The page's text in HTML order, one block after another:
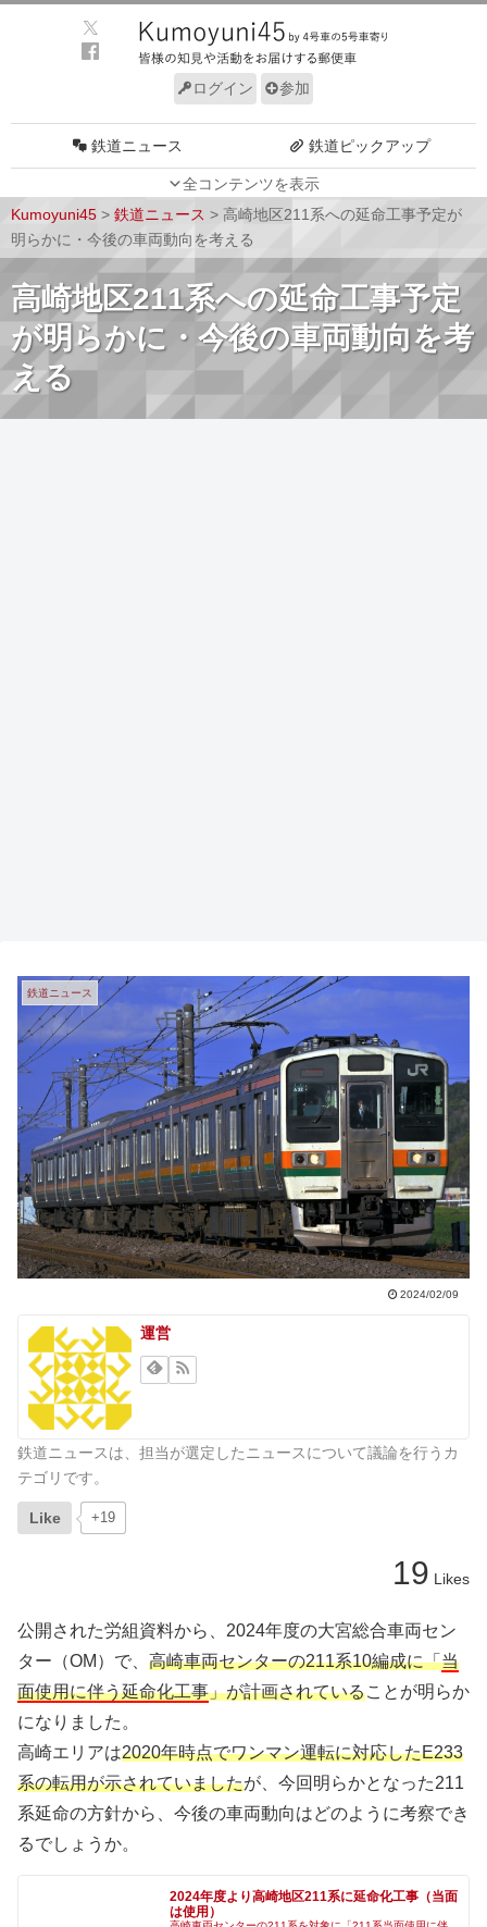
ログイン 参加
全コンテンツを表示
鉄道ニュース 鉄道ピックアップ
車両技術
ルール サイトについて
Kumoyuni45 > 鉄道ニュース > 高崎地区211系への延命工事予定が
明らかに・今後の車両動向を考える
高崎地区211系への延命工事予定
が明らかに・今後の車両動向を考
える
鉄道ニュース
2024/02/09
運営
鉄道ニュースは、担当が選定したニュースについて議論を行うカ
テゴリです。
Like +19
19 Likes
公開された労組資料から、2024年度の大宮総合車両セン
ター（OM）で、 高崎車両センターの211系10編成に「当
面使用に伴う延命化工事」が計画されていることが明らか
になりました。
高崎エリアは2020年時点でワンマン運転に対応したE233
系の転用が示されていましたが、今回明らかとなった211
系延命の方針から、今後の車両動向はどのように考察でき
るでしょうか。
2024年度より高崎地区211系に延命化工事（当面
は使用）